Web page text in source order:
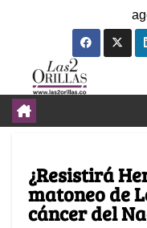
¿Resistirá
matoneo de
cáncer del